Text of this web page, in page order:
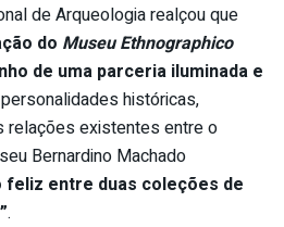
de Arqueologia realçou que
do Museu Ethnographico
de uma parceria iluminada e
históricas,
relações existentes entre o
Bernardino Machado
feliz entre duas coleções de
.